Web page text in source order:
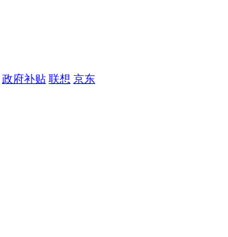
政府补贴 联想 京东